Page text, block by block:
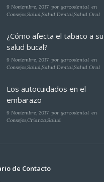
9 Noviembre, 2017 porgarzodental en
Consejos,Salud,Salud Dental,Salud Oral
¿Cómo afecta el tabaco a su
salud bucal?
9 Noviembre, 2017 porgarzodental en
Consejos,Salud,Salud Dental,Salud Oral
Los autocuidados en el
embarazo
9 Noviembre, 2017 porgarzodental en
Consejos,Crianza,Salud
de Contacto